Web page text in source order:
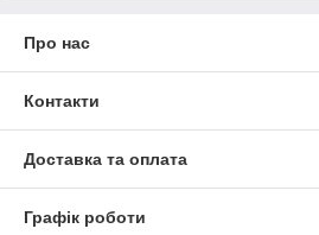
Про нас
Контакти
Доставка та оплата
Графік роботи